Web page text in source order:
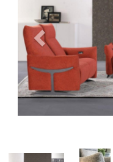
Galerie